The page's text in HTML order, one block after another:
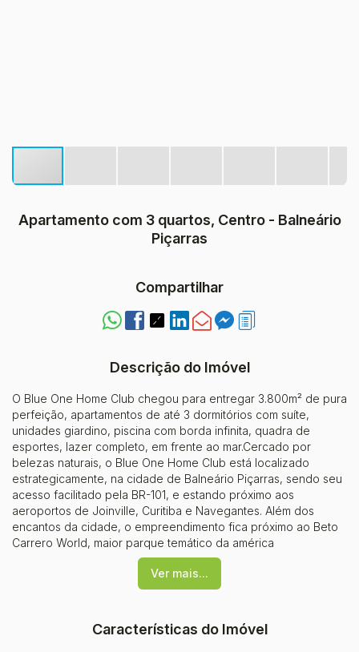
Apartamento com 3 quartos, Centro - Balneário
Piçarras
Compartilhar
Descrição do Imóvel
O Blue One Home Club chegou para entregar 3.800m² de pura
perfeição, apartamentos de até 3 dormitórios com suíte,
unidades giardino, piscina com borda infinita, quadra de
esportes, lazer completo, em frente ao mar.Cercado por
belezas naturais, o Blue One Home Club está localizado
estrategicamente, na cidade de Balneário Piçarras, sendo seu
acesso facilitado pela BR-101, e estando próximo aos
aeroportos de Joinville, Curitiba e Navegantes. Além dos
encantos da cidade, o empreendimento fica próximo ao Beto
Carrero World, maior parque temático da américa
latina.Previsão de entrega: OUT/2025Incorporação: R.2 - 56.125
Ver mais...
Características do Imóvel